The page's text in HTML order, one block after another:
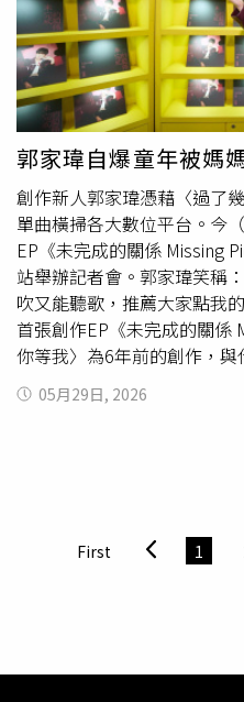
位踏進餐廳的食客，第一口
味與味覺輪廓，感受燒肉純
餐組合 經典厚切牛舌、牛
和牛燒肉「牛花USHIHANA
USHIHANA）自台北店揭幕
精進並打磨自我，每季依照
造的限定套餐組合，集結最
迥異的精選和牛部位，還有
一場具起承轉合的味覺旅程
心選用熟成8個月的和牛火
萄，並使用特製白和醬溫柔
綴，入口能夠享受到鹹鮮的
又開胃。「牛臉頰天婦羅」
搭佐由川七、松葉蟹熬煮而
絲增色增香，口感豐富，滋
選用彈牙勁道的特製麵條，
彈性與濃郁香氣，令人回味
造輕盈時尚的味蕾享受套餐
同組合。針對不同品牌的特
曾獲得「丹東首屆直播大賽
30多萬粉絲的帳號，但流量
只有幾百元人民幣。其實早
黃仁勳有幾分神似，建議他
在心上。直到黃仁勳今年訪
「聽勸」拍攝一支模仿影片
他花100多元人民幣購入黑色
粗框眼鏡，甚至直接把麵粉
造型成本不到200元人民幣
準備顯示卡模型，一手拿顯
開亮相時的經典畫面。爆紅
仿影片，內容幾乎完整重現
包括手捧蜜雪冰城飲料微笑
撐著吞下去的表情，以及在
部分影片觀看次數突破百萬
覽。網友反應也相當熱烈，
（約新台幣41萬元），不過
收入僅數百元人民幣，與傳
短影音創作5年來從未碰過
郭家瑋自爆童年被
創作新人郭家瑋憑藉〈過了
單曲橫掃各大數位平台。今
EP《未完成的關係 Missing
站舉辦記者會。郭家瑋笑稱
吹又能聽歌，推薦大家點我
首張創作EP《未完成的關係
你等我〉為6年前的創作，
胞胎作品」，皆源自同一段
製，郭家瑋坦言相當緊張，
念表示已放下心中大石，正
帶來驚喜。此外，實體EP將
05月29日, 2026
First 1